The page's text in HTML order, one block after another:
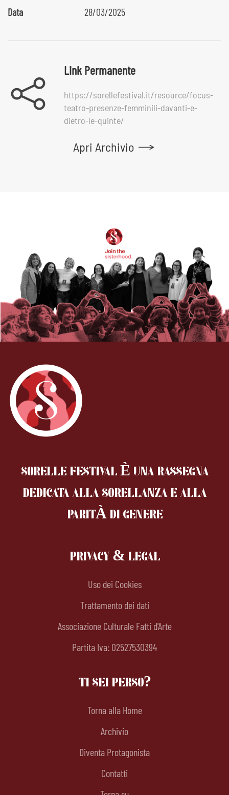
Data
28/03/2025
Link Permanente
https://sorellefestival.it/resource/focus-
teatro-presenze-femminili-davanti-e-
dietro-le-quinte/
Apri Archivio
SORELLE FESTIVAL È UNA RASSEGNA
DEDICATA ALLA SORELLANZAE ALLA
PARITÀ DI GENERE
PRIVACY & LEGAL
Uso dei Cookies
Trattamento dei dati
Associazione Culturale Fatti d'Arte
Partita Iva: 02527530394
TI SEI PERSO?
Torna alla Home
Archivio
Diventa Protagonista
Contatti